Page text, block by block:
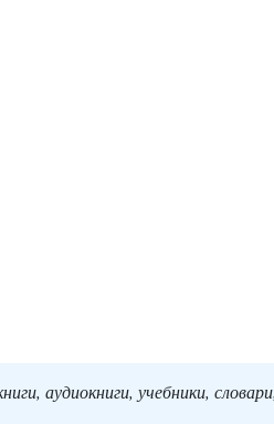
аудиокниги, учебники,